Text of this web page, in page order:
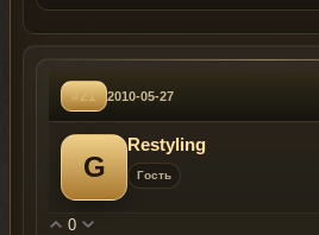
#21 2010-05-27
G
Restyling
Гость
0